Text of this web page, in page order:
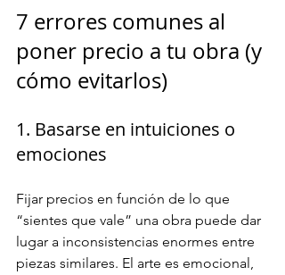
7 errores comunes al
poner precio a tu obra (y
cómo evitarlos)
1. Basarse en intuiciones o
emociones
Fijar precios en función de lo que
“sientes que vale” una obra puede dar
lugar a inconsistencias enormes entre
piezas similares. El arte es emocional,